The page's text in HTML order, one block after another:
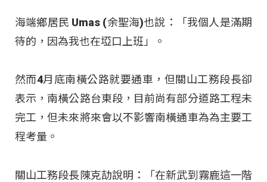
海端鄉居民 Umas (余聖海)也說：「我個人是滿期
待的，因為我也在埡口上班」。
然而4月底南橫公路就要通車，但關山工務段長卻
表示，南橫公路台東段，目前尚有部分道路工程未
完工，但未來將來會以不影響南橫通車為為主要工
程考量。
關山工務段長陳克劼說明：「在新武到霧鹿這一階